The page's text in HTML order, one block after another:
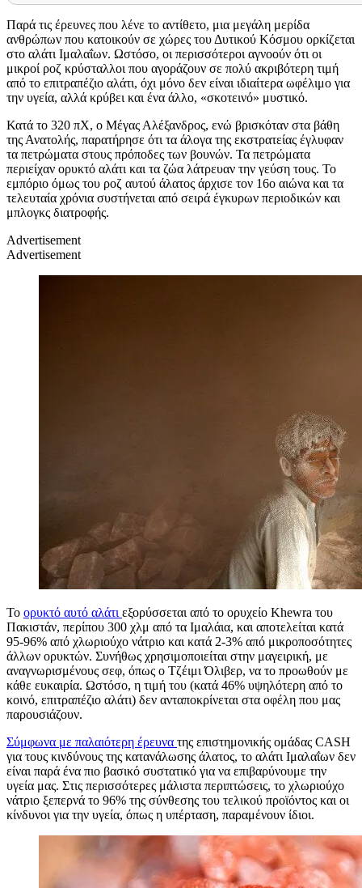
Παρά τις έρευνες που λένε το αντίθετο, μια μεγάλη μερίδα
ανθρώπων που κατοικούν σε χώρες του Δυτικού Κόσμου ορκίζεται
στο αλάτι Ιμαλαΐων. Ωστόσο, οι περισσότεροι αγνοούν ότι οι
μικροί ροζ κρύσταλλοι που αγοράζουν σε πολύ ακριβότερη τιμή
από το επιτραπέζιο αλάτι, όχι μόνο δεν είναι ιδιαίτερα ωφέλιμο για
την υγεία, αλλά κρύβει και ένα άλλο, «σκοτεινό» μυστικό.
Κατά το 320 πΧ, ο Μέγας Αλέξανδρος, ενώ βρισκόταν στα βάθη
της Ανατολής, παρατήρησε ότι τα άλογα της εκστρατείας έγλυφαν
τα πετρώματα στους πρόποδες των βουνών. Τα πετρώματα
περιείχαν ορυκτό αλάτι και τα ζώα λάτρευαν την γεύση τους. Το
εμπόριο όμως του ροζ αυτού άλατος άρχισε τον 16ο αιώνα και τα
τελευταία χρόνια συστήνεται από σειρά έγκυρων περιοδικών και
μπλογκς διατροφής.
Advertisement
Advertisement
Το ορυκτό αυτό αλάτι εξορύσσεται από το ορυχείο Khewra του
Πακιστάν, περίπου 300 χλμ από τα Ιμαλάια, και αποτελείται κατά
95-96% από χλωριούχο νάτριο και κατά 2-3% από μικροποσότητες
άλλων ορυκτών. Συνήθως χρησιμοποιείται στην μαγειρική, με
αναγνωρισμένους σεφ, όπως ο Τζέιμι Όλιβερ, να το προωθούν με
κάθε ευκαιρία. Ωστόσο, η τιμή του (κατά 46% υψηλότερη από το
κοινό, επιτραπέζιο αλάτι) δεν ανταποκρίνεται στα οφέλη που μας
παρουσιάζουν.
Σύμφωνα με παλαιότερη έρευνα της επιστημονικής ομάδας CASH
για τους κινδύνους της κατανάλωσης άλατος, το αλάτι Ιμαλαΐων δεν
είναι παρά ένα πιο βασικό συστατικό για να επιβαρύνουμε την
υγεία μας. Στις περισσότερες μάλιστα περιπτώσεις, το χλωριούχο
νάτριο ξεπερνά το 96% της σύνθεσης του τελικού προϊόντος και οι
κίνδυνοι για την υγεία, όπως η υπέρταση, παραμένουν ίδιοι.